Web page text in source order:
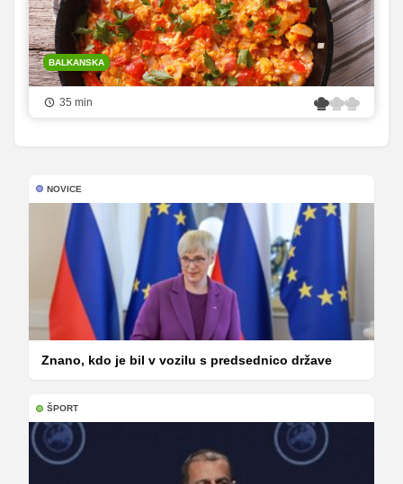
BALKANSKA
35 min
NOVICE
Znano, kdo je bil v vozilu s predsednico države
ŠPORT